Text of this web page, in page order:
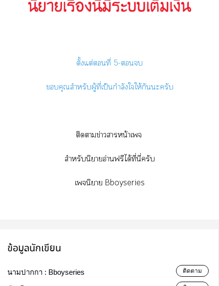
ตั้งแต่ที่ 5-
คุณสำหรับผู้ที่เป็นกำลังใให้กันะครับ
ติดาข่าวาหน้าเจ
สำหรับนิยายอ่านฟรีได้ที่นี่ครับ
เจนิา Bboyseries
ข้อมูลนักเขียน
นามปากกา : Bboyseries ติดตาม